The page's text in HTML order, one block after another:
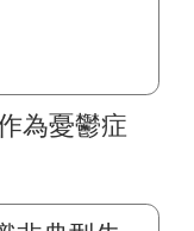
為憂鬱症